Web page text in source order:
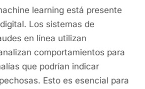
learning está presente
Los sistemas de
en línea utilizan
comportamientos para
que podrían indicar
Esto es esencial para